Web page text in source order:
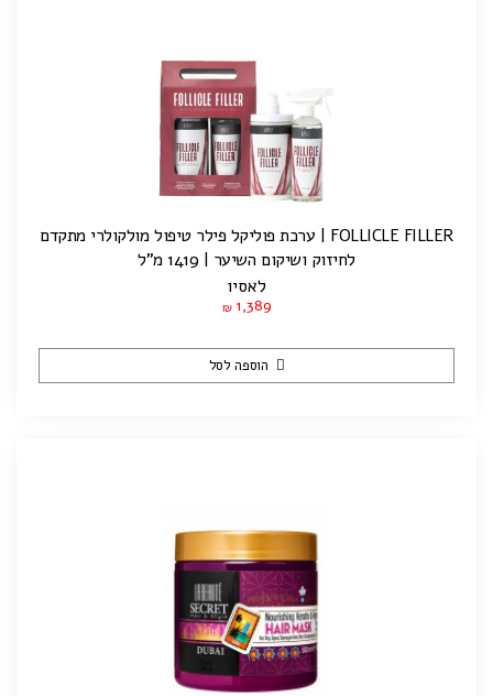
FOLLICLE FILLER | ערכת פוליקל פילר טיפול מולקולרי מתקדם
לחיזוק ושיקום השיער | 1419 מ"ל
לאסיו
₪ 1,389
הוספה לסל